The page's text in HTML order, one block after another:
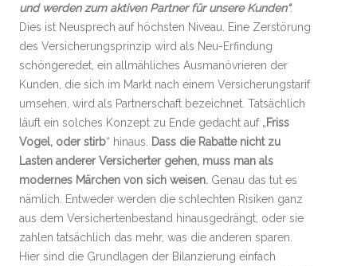
und werden zum aktiven Partner für unsere Kunden“.
Dies ist Neusprech auf höchsten Niveau. Eine Zerstörung
des Versicherungsprinzip wird als Neu-Erfindung
schöngeredet, ein allmähliches Ausmanövrieren der
Kunden, die sich im Markt nach einem Versicherungstarif
umsehen, wird als Partnerschaft bezeichnet. Tatsächlich
läuft ein solches Konzept zu Ende gedacht auf „Friss
Vogel, oder stirb“ hinaus. Dass die Rabatte nicht zu
Lasten anderer Versicherter gehen, muss man als
modernes Märchen von sich weisen. Genau das tut es
nämlich. Entweder werden die schlechten Risiken ganz
aus dem Versichertenbestand hinausgedrängt, oder sie
zahlen tatsächlich das mehr, was die anderen sparen.
Hier sind die Grundlagen der Bilanzierung einfach